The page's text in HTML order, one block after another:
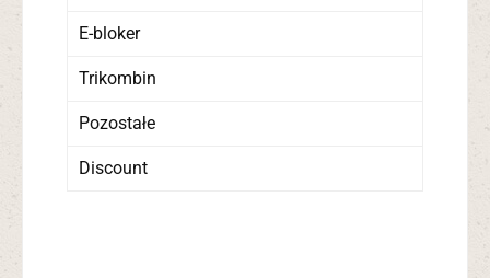
E-bloker
Trikombin
Pozostałe
Discount